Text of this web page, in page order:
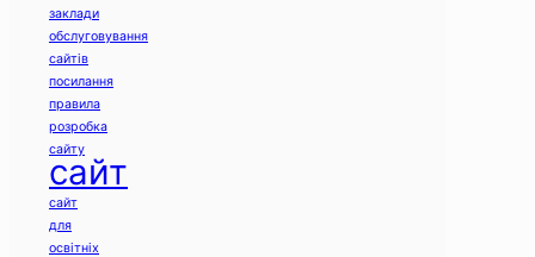
заклади
обслуговування
сайтів
посилання
правила
розробка
сайту
сайт
сайт
для
освітніх